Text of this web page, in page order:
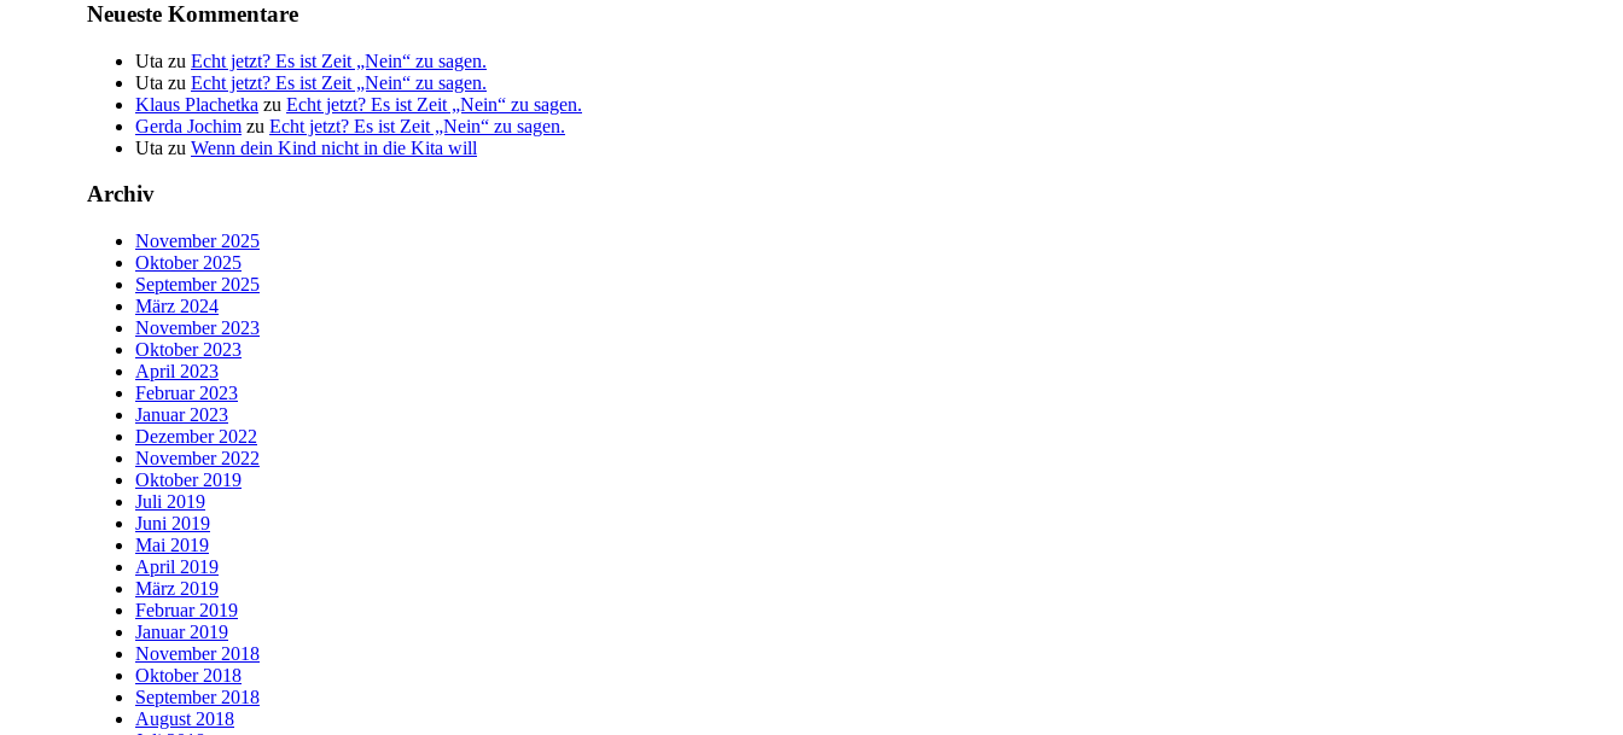
Neueste Kommentare
Uta zu Echt jetzt? Es ist Zeit „Nein“ zu sagen.
Uta zu Echt jetzt? Es ist Zeit „Nein“ zu sagen.
Klaus Plachetka zu Echt jetzt? Es ist Zeit „Nein“ zu sagen.
Gerda Jochim zu Echt jetzt? Es ist Zeit „Nein“ zu sagen.
Uta zu Wenn dein Kind nicht in die Kita will
Archiv
November 2025
Oktober 2025
September 2025
März 2024
November 2023
Oktober 2023
April 2023
Februar 2023
Januar 2023
Dezember 2022
November 2022
Oktober 2019
Juli 2019
Juni 2019
Mai 2019
April 2019
März 2019
Februar 2019
Januar 2019
November 2018
Oktober 2018
September 2018
August 2018